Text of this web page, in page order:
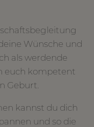
Wünsche und
als werdende
euch kompetent
Geburt.
kannst du dich
und so die